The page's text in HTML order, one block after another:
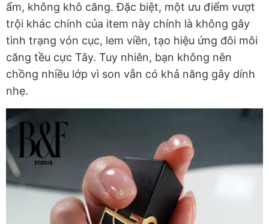
ẩm, không khô căng. Đặc biệt, một ưu điểm vượt
trội khác chính của item này chính là không gây
tình trạng vón cục, lem viền, tạo hiệu ứng đôi môi
căng tều cực Tây. Tuy nhiên, bạn không nên
chồng nhiều lớp vì son vẫn có khả năng gây dính
nhẹ.